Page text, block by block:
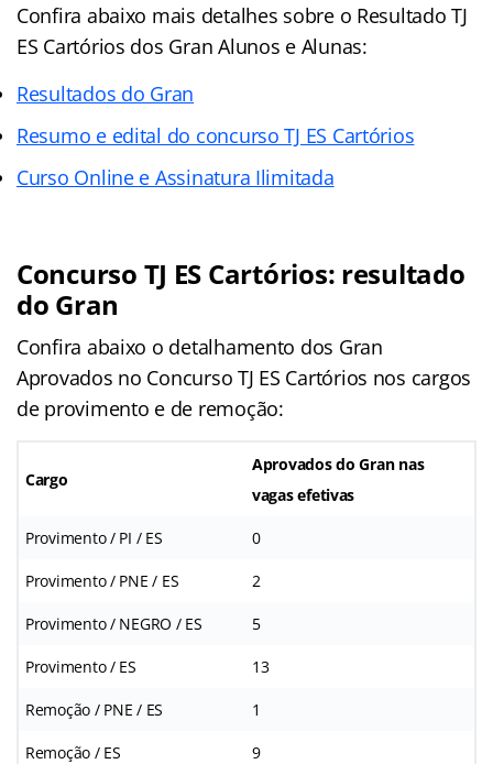
Confira abaixo mais detalhes sobre o Resultado TJ
ES Cartórios dos Gran Alunos e Alunas:
Resultados do Gran
Resumo e edital do concurso TJ ES Cartórios
Curso Online e Assinatura Ilimitada
Concurso TJ ES Cartórios: resultado
do Gran
Confira abaixo o detalhamento dos Gran
Aprovados no Concurso TJ ES Cartórios nos cargos
de provimento e de remoção:
Cargo
Aprovados do Gran nas
vagas efetivas
Provimento / PI / ES 0
Provimento / PNE / ES 2
Provimento / NEGRO / ES 5
Provimento / ES 13
Remoção / PNE / ES 1
Remoção / ES 9